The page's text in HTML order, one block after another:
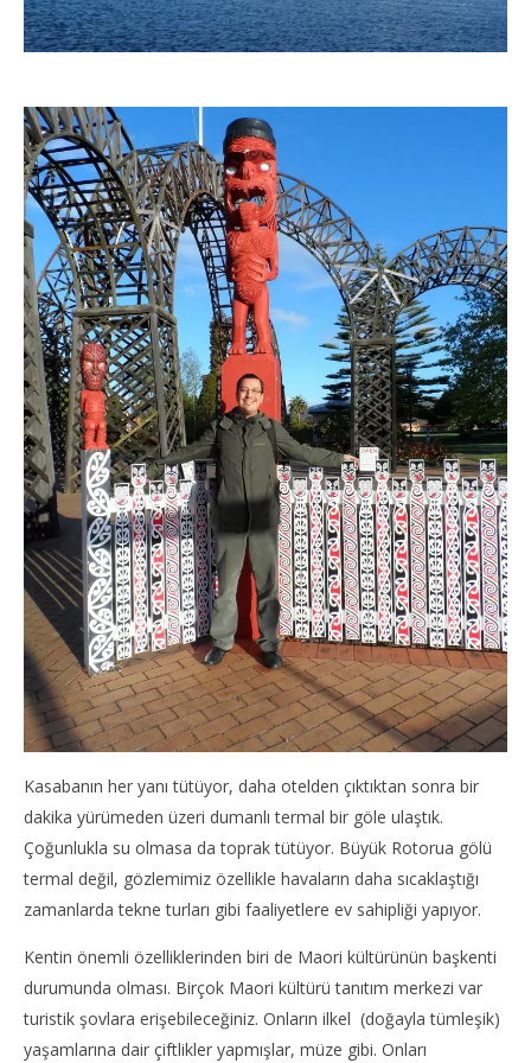
Kasabanın her yanı tütüyor, daha otelden çıktıktan sonra bir
dakika yürümeden üzeri dumanlı termal bir göle ulaştık.
Çoğunlukla su olmasa da toprak tütüyor. Büyük Rotorua gölü
termal değil, gözlemimiz özellikle havaların daha sıcaklaştığı
zamanlarda tekne turları gibi faaliyetlere ev sahipliği yapıyor.
Kentin önemli özelliklerinden biri de Maori kültürünün başkenti
durumunda olması. Birçok Maori kültürü tanıtım merkezi var
turistik şovlara erişebileceğiniz. Onların ilkel (doğayla tümleşik)
yaşamlarına dair çiftlikler yapmışlar, müze gibi. Onları